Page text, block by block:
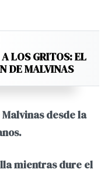
LOS GRITOS: EL
DE MALVINAS
desde la
mientras dure el